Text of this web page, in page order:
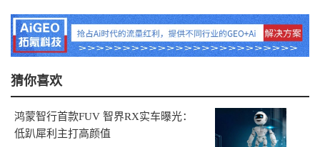
猜你喜欢
鸿蒙智行首款FUV 智界RX实车曝光：
低趴犀利主打高颜值